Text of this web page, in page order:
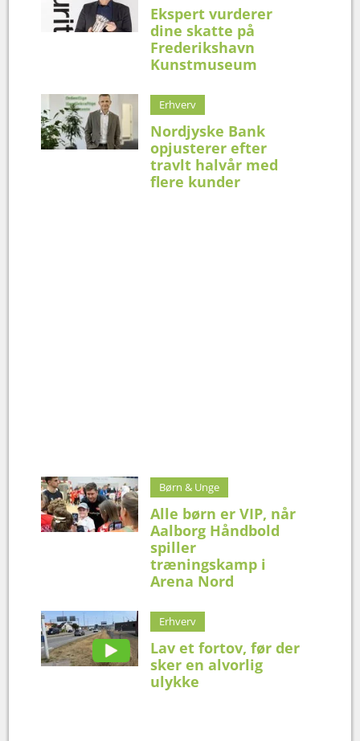
Ekspert vurderer
dine skatte på
Frederikshavn
Kunstmuseum
Erhverv
Nordjyske Bank
opjusterer efter
travlt halvår med
flere kunder
Børn & Unge
Alle børn er VIP, når
Aalborg Håndbold
spiller
træningskamp i
Arena Nord
Erhverv
Lav et fortov, før der
sker en alvorlig
ulykke